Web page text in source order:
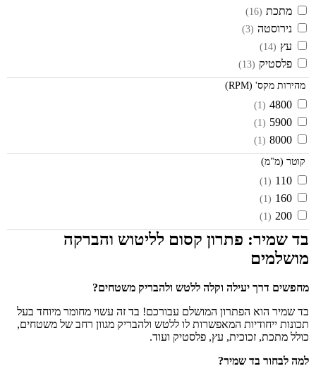
מתכת
נירוסטה
עץ
פלסטיק
מהירות מקס' (RPM)
4800
5900
8000
קוטר (מ"מ)
110
160
200
בד שמיר: פתרון קסום לליטוש והברקה
מושלמים
מחפשים דרך יעילה וקלה ללטש ולהבריק משטחים?
בד שמיר הוא הפתרון המושלם עבורכם! בד זה עשוי מחומר מיוחד בעל
תכונות ייחודיות המאפשרות לו ללטש ולהבריק מגוון רחב של משטחים,
כולל מתכת, זכוכית, עץ, פלסטיק ועוד.
למה לבחור בד שמיר?